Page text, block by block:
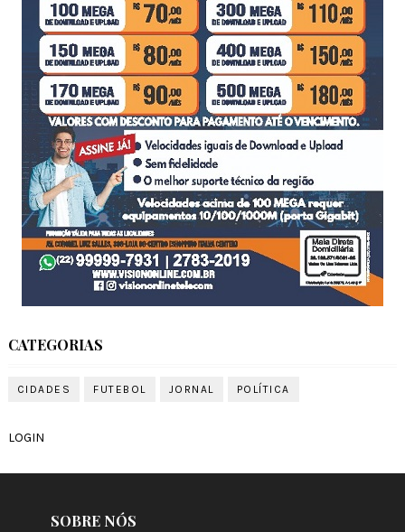
CATEGORIAS
CIDADES FUTEBOL JORNAL POLÍTICA
LOGIN
SOBRE NÓS